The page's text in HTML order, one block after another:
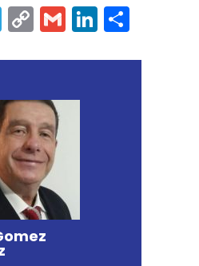
Telegram
Copy
Link
Gmail